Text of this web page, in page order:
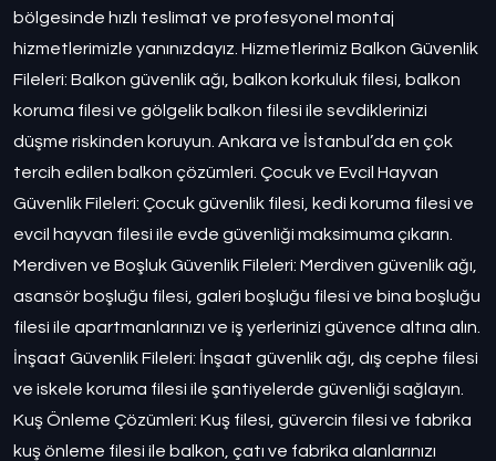
bölgesinde hızlı teslimat ve profesyonel montaj
hizmetlerimizle yanınızdayız. Hizmetlerimiz Balkon Güvenlik
Fileleri: Balkon güvenlik ağı, balkon korkuluk filesi, balkon
koruma filesi ve gölgelik balkon filesi ile sevdiklerinizi
düşme riskinden koruyun. Ankara ve İstanbul’da en çok
tercih edilen balkon çözümleri. Çocuk ve Evcil Hayvan
Güvenlik Fileleri: Çocuk güvenlik filesi, kedi koruma filesi ve
evcil hayvan filesi ile evde güvenliği maksimuma çıkarın.
Merdiven ve Boşluk Güvenlik Fileleri: Merdiven güvenlik ağı,
asansör boşluğu filesi, galeri boşluğu filesi ve bina boşluğu
filesi ile apartmanlarınızı ve iş yerlerinizi güvence altına alın.
İnşaat Güvenlik Fileleri: İnşaat güvenlik ağı, dış cephe filesi
ve iskele koruma filesi ile şantiyelerde güvenliği sağlayın.
Kuş Önleme Çözümleri: Kuş filesi, güvercin filesi ve fabrika
kuş önleme filesi ile balkon, çatı ve fabrika alanlarınızı